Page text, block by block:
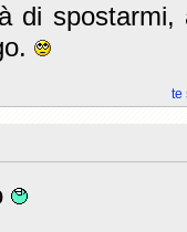
di spostarmi,
te